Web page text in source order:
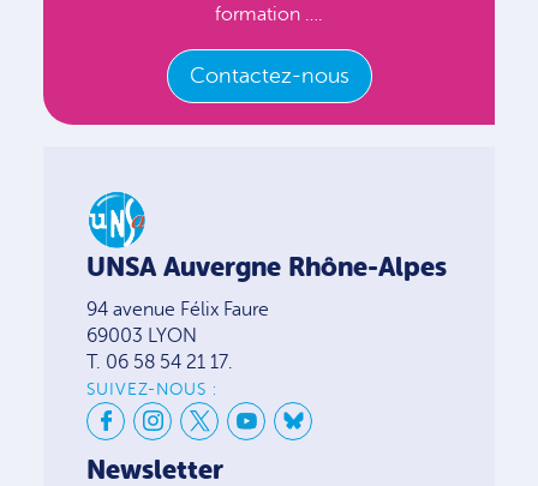
formation ….
Contactez-nous
UNSA Auvergne Rhône-Alpes
94 avenue Félix Faure
69003 LYON
T. 06 58 54 21 17.
SUIVEZ-NOUS :
Newsletter